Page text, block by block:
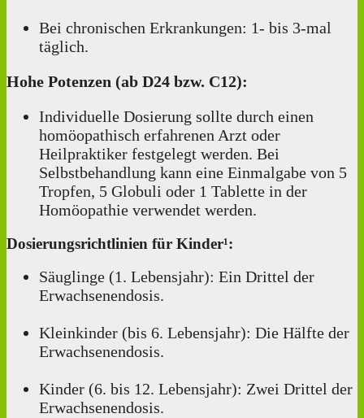
Bei chronischen Erkrankungen: 1‑ bis 3-mal
täglich.
Hohe Potenzen (ab D24 bzw. C12):
Individuelle Dosierung sollte durch einen
homöopathisch erfahrenen Arzt oder
Heilpraktiker festgelegt werden. Bei
Selbstbehandlung kann eine Einmalgabe von 5
Tropfen, 5 Globuli oder 1 Tablette in der
Homöopathie verwendet werden.
Dosierungsrichtlinien für Kinder¹:
Säuglinge (1. Lebensjahr): Ein Drittel der
Erwachsenendosis.
Kleinkinder (bis 6. Lebensjahr): Die Hälfte der
Erwachsenendosis.
Kinder (6. bis 12. Lebensjahr): Zwei Drittel der
Erwachsenendosis.